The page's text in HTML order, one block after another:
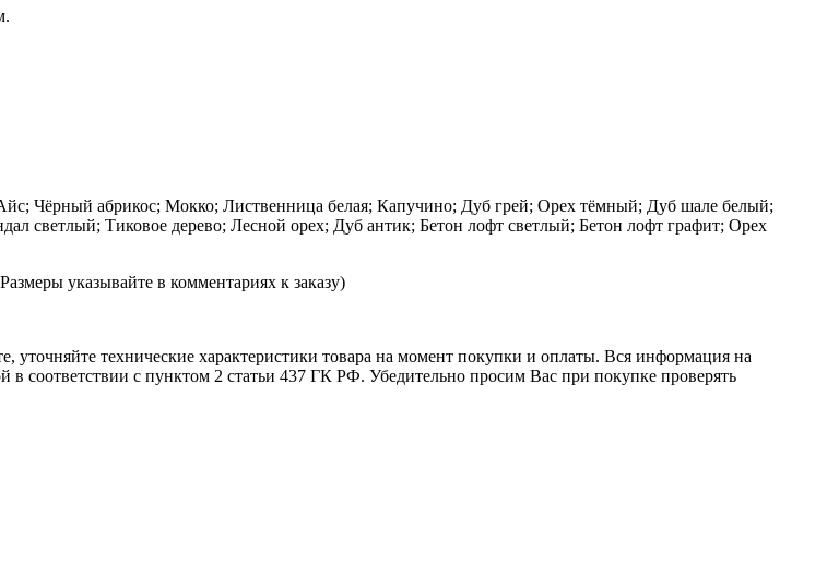
Чёрный абрикос; Мокко; Лиственница белая; Капучино; Дуб грей; Орех тёмный; Дуб шале белый;
светлый; Тиковое дерево; Лесной орех; Дуб антик; Бетон лофт светлый; Бетон лофт графит; Орех
указывайте в комментариях к заказу)
уточняйте технические характеристики товара на момент покупки и оплаты. Вся информация на
в соответствии с пунктом 2 статьи 437 ГК РФ. Убедительно просим Вас при покупке проверять